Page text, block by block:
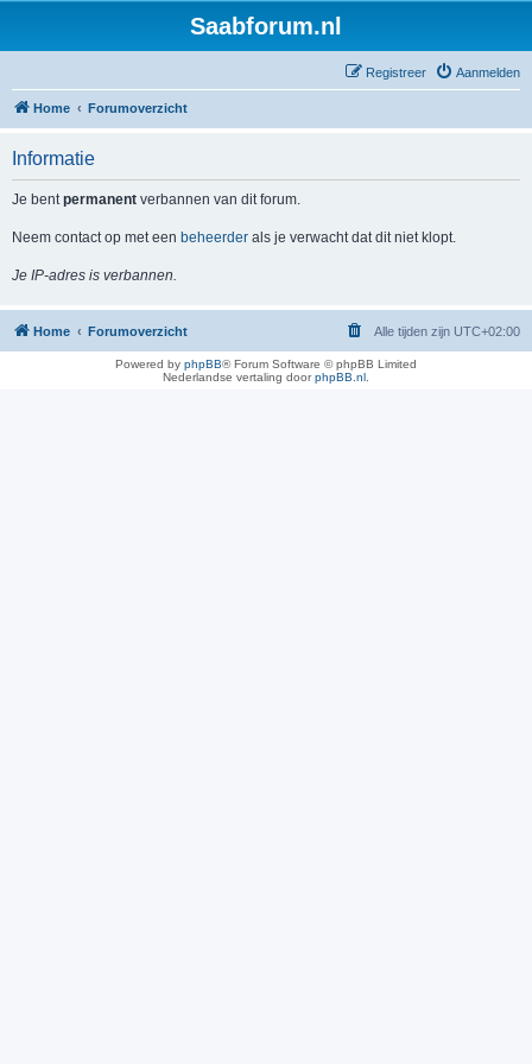
Saabforum.nl
Aanmelden
Registreer
Home Forumoverzicht
Informatie
Je bentpermanent verbannen van dit forum.
Neem contact op met een beheerder als je verwacht dat dit niet klopt.
Je IP-adres is verbannen.
Home Forumoverzicht Alle tijden zijn UTC+02:00
Powered by phpBB® Forum Software © phpBB Limited
Nederlandse vertaling doorphpBB.nl